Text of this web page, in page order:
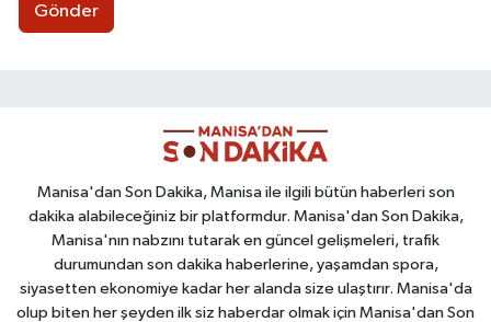
Gönder
Manisa'dan Son Dakika, Manisa ile ilgili bütün haberleri son
dakika alabileceğiniz bir platformdur. Manisa'dan Son Dakika,
Manisa'nın nabzını tutarak en güncel gelişmeleri, trafik
durumundan son dakika haberlerine, yaşamdan spora,
siyasetten ekonomiye kadar her alanda size ulaştırır. Manisa'da
olup biten her şeyden ilk siz haberdar olmak için Manisa'dan Son